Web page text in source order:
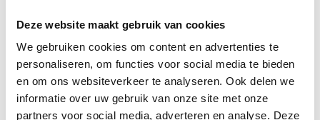
Deze website maakt gebruik van cookies
We gebruiken cookies om content en advertenties te
personaliseren, om functies voor social media te bieden
en om ons websiteverkeer te analyseren. Ook delen we
informatie over uw gebruik van onze site met onze
partners voor social media, adverteren en analyse. Deze
Schaken.nl wordt mede mogelijk gemaakt
door: